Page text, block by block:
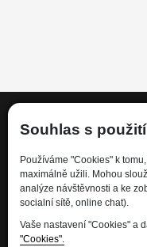
Souhlas s
Používáme "Cookies" k
maximálně užili. Mohou
analýze návštěvnosti a ke
socialní sítě, online chat).
Vaše nastavení "Cookies" a
"Cookies".
Kdo jsme
Kariéra